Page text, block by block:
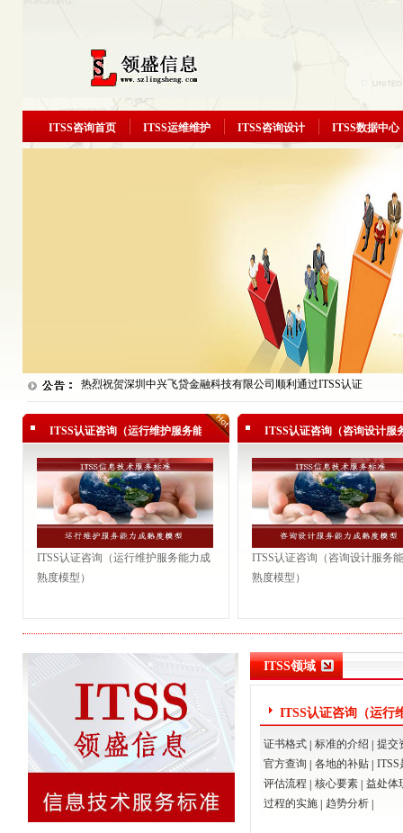
ITSS咨询首页 ITSS运维维护 ITSS咨询设计 ITSS数据中心
祝贺汇源衡润顺利通过ITSS认证三级（运行维护模型）
热烈祝贺富晋天维顺利通过ITSS认证三级（运行维护模型）
热烈祝贺深圳中兴飞贷金融科技有限公司顺利通过ITSS认证
祝贺一路信息顺利通过ITSS认证三级（运行维护模型）
祝贺汇源衡润顺利通过ITSS认证三级（运行维护模型）
热烈祝贺富晋天维顺利通过ITSS认证三级（运行维护模型）
热烈祝贺深圳中兴飞贷金融科技有限公司顺利通过ITSS认证
三级...
祝贺广宁实业顺利通过ITSS认证三级（运行维护模型）！
祝贺一路信息顺利通过ITSS认证三级（运行维护模型）
ITSS认证咨询（运行维护服务能力成
ITSS认证咨询（运行维护服务能力成
熟度模型）
ITSS认证咨询（咨询设计服
ITSS认证咨询（咨询设计服务
熟度模型）
ITSS领域
ITSS认证咨询（运行
证书格式 标准的介绍
提交
官方查询
各地的补贴
ITSS
评估流程
核心要素
益处体
过程的实施
趋势分析